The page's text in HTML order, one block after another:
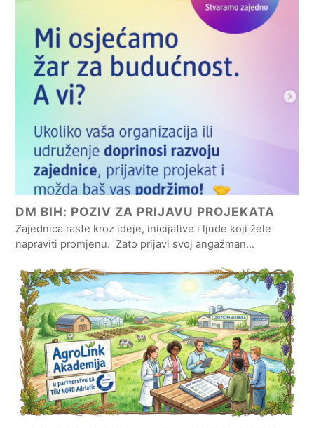
DM BIH: POZIV ZA PRIJAVU PROJEKATA
Zajednica raste kroz ideje, inicijative i ljude koji žele
napraviti promjenu. Zato prijavi svoj angažman…